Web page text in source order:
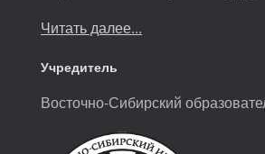
Читать далее...
Учредитель
Восточно-Сибирский